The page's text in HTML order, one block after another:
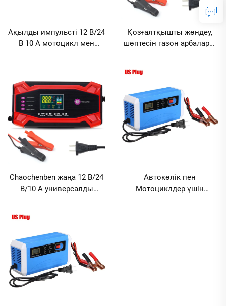
Ақылды импульсті 12 В/24
В 10 А мотоцикл мен
SCP импульсті жөндеу
заряд құрылғысы
қорғасын-қышқыл
аккумуляторлар үшін
Қозғалтқышты жөндеу,
шөптесін газон арбалары
интеллектуалды 12 В 10
А/24 В автомобиль
аккумулятор заряд
құрылғысы, қорғасын-
қышқыл AGM Gel
аккумуляторлар үшін баяу
зарядтау құрылғысы
Chaochenben жаңа 12 В/24
В/10 А универсалды
жылғы модель, CE
сертификаты, 120 Вт
жылдам зарядтау
құрылғысы қорғасын-
қышқыл аккумуляторлар
үшін
Автокөлік пен
Мотоциклдер үшін